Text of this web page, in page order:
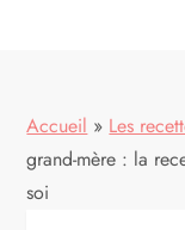
Accueil » Les
grand-mère : la
soi